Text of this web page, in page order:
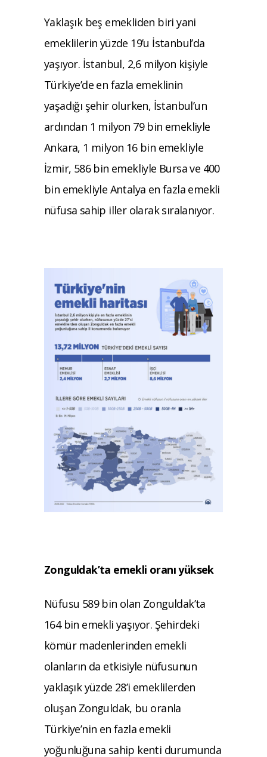
Yaklaşık beş emekliden biri yani
emeklilerin yüzde 19’u İstanbul’da
yaşıyor. İstanbul, 2,6 milyon kişiyle
Türkiye’de en fazla emeklinin
yaşadığı şehir olurken, İstanbul’un
ardından 1 milyon 79 bin emekliyle
Ankara, 1 milyon 16 bin emekliyle
İzmir, 586 bin emekliyle Bursa ve 400
bin emekliyle Antalya en fazla emekli
nüfusa sahip iller olarak sıralanıyor.
Zonguldak’ta emekli oranı yüksek
Nüfusu 589 bin olan Zonguldak’ta
164 bin emekli yaşıyor. Şehirdeki
kömür madenlerinden emekli
olanların da etkisiyle nüfusunun
yaklaşık yüzde 28’i emeklilerden
oluşan Zonguldak, bu oranla
Türkiye’nin en fazla emekli
yoğunluğuna sahip kenti durumunda